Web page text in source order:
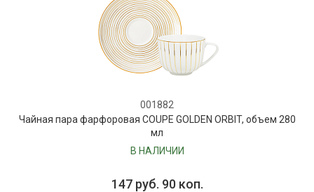
001882
Чайная пара фарфоровая COUPE GOLDEN ORBIT, объем 280
мл
В НАЛИЧИИ
147 руб. 90 коп.